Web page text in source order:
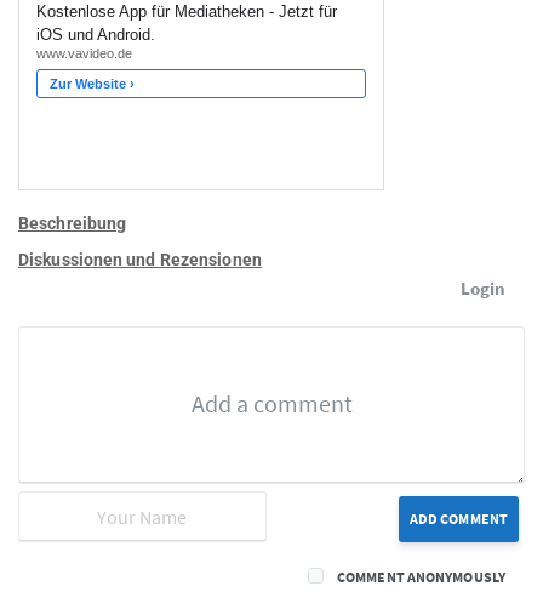
Beschreibung
Diskussionen und Rezensionen
Login
ADD COMMENT
COMMENT ANONYMOUSLY